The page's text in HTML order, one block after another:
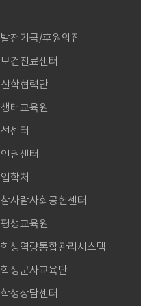
발전기금/후원의집
보건진료센터
산학협력단
생태교육원
선센터
인권센터
입학처
참사람사회공헌센터
평생교육원
학생역량통합관리시스템
학생군사교육단
학생상담센터